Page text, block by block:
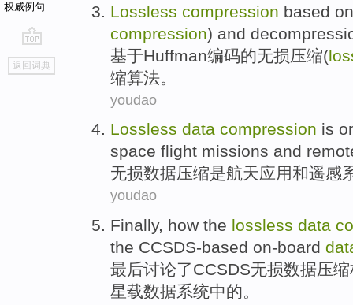
权威例句
go
top
返回词典
Lossless compression based on
compression) and
基于Huffman编码的无损压缩(
缩算法。
youdao
Lossless data compression is
space flight missions and
无损数据压缩是航天应用和遥感
youdao
Finally, how the lossless data
the CCSDS-based on-board
最后讨论了CCSDS无损数据压缩
星载数据系统中的。